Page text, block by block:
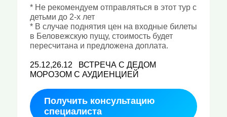
* Не рекомендуем отправляться в этот тур с
детьми до 2-х лет
* В случае поднятия цен на входные билеты
в Беловежскую пущу, стоимость будет
пересчитана и предложена доплата.
25.12,26.12 ВСТРЕЧА С ДЕДОМ
МОРОЗОМ С АУДИЕНЦИЕЙ
Получить консультацию
специалиста